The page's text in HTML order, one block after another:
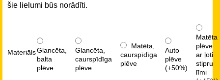
šie lielumi būs norādīti.
MateriālsGlancēta,
balta
plēve
Glancēta,
caurspīdīga
plēve
Matēta,
caurspīdīga
plēve
Auto
plēve
(+50%)
Matēta
plēve
ar ļoti
stipru
līmi